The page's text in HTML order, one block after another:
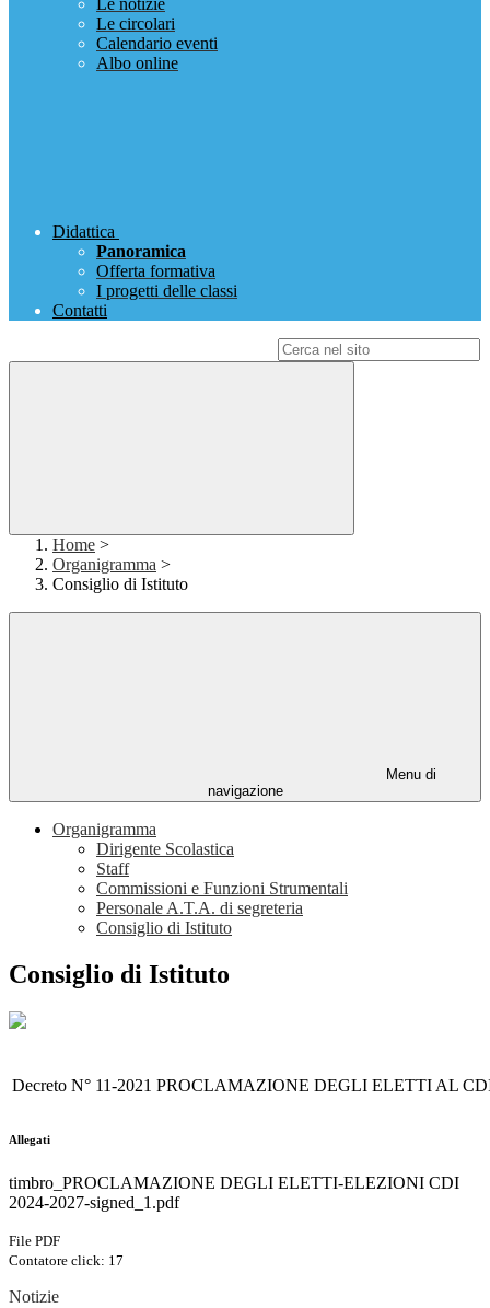
Le notizie
Le circolari
Calendario eventi
Albo online
Didattica
Panoramica
Offerta formativa
I progetti delle classi
Contatti
Home >
Organigramma >
Consiglio di Istituto
Menu di
navigazione
Organigramma
Dirigente Scolastica
Staff
Commissioni e Funzioni Strumentali
Personale A.T.A. di segreteria
Consiglio di Istituto
Consiglio di Istituto
Decreto N° 11-2021 PROCLAMAZIONE DEGLI ELETTI AL
Allegati
timbro_PROCLAMAZIONE DEGLI ELETTI-ELEZIONI CDI
2024-2027-signed_1.pdf
File PDF
Contatore click: 17
Notizie